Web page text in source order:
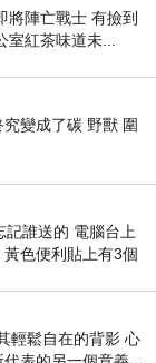
將陣亡戰士 有撿到
紅茶味道未...
變成了碳 野獸 圍
誰送的 電腦台上
色便利貼上有3個
輕鬆自在的背影 心